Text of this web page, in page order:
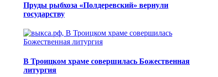
Пруды рыбхоза «Полдеревский» вернули
государству
В Троицком храме совершилась Божественная
литургия